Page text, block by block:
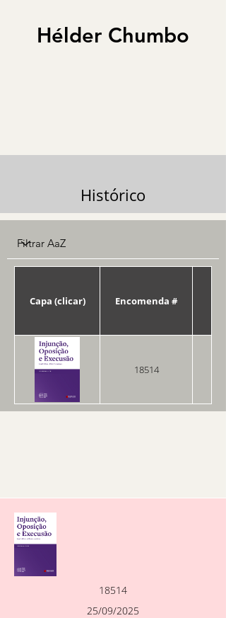
Hélder Chumbo
Histórico
Capa (clicar) Encomenda #
18514
18514
25/09/2025